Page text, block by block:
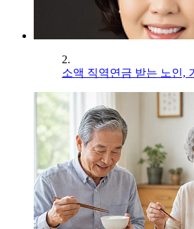
2.
소액 직역연금 받는 노인,